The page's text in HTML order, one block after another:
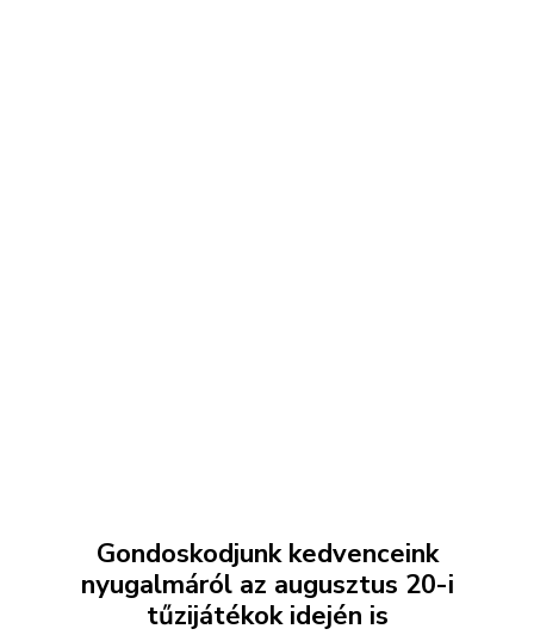
Gondoskodjunk kedvenceink
nyugalmáról az augusztus 20-i
tűzijátékok idején is